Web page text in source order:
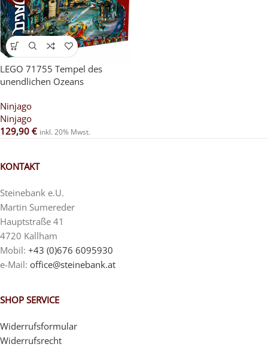
LEGO 71755 Tempel des
unendlichen Ozeans
Ninjago
Ninjago
129,90 € inkl. 20% Mwst.
KONTAKT
Steinebank e.U.
Martin Sumereder
Hauptstraße 41
4720 Kallham
Mobil: +43 (0)676 6095930
e-Mail: office@steinebank.at
SHOP SERVICE
Widerrufsformular
Widerrufsrecht